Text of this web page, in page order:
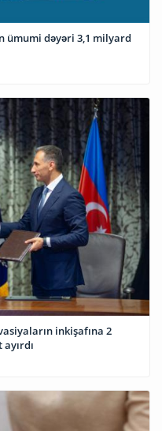
dəyəri 3,1 milyard
inkişafına 2